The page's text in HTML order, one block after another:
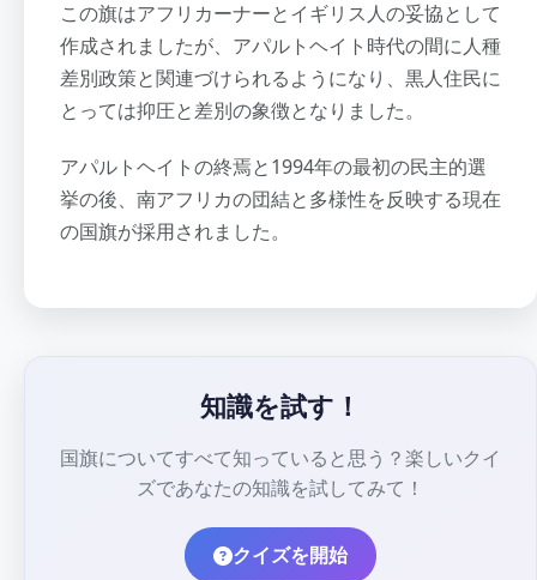
この旗はアフリカーナーとイギリス人の妥協として
作成されましたが、アパルトヘイト時代の間に人種
差別政策と関連づけられるようになり、黒人住民に
とっては抑圧と差別の象徴となりました。
アパルトヘイトの終焉と1994年の最初の民主的選
挙の後、南アフリカの団結と多様性を反映する現在
の国旗が採用されました。
知識を試す！
国旗についてすべて知っていると思う？楽しいクイ
ズであなたの知識を試してみて！
クイズを開始